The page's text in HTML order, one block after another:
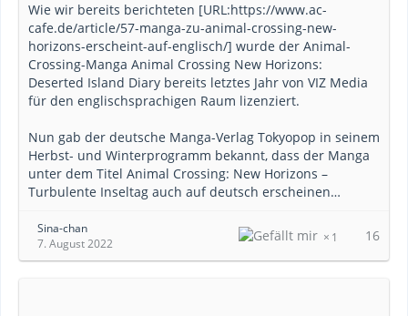
Wie wir bereits berichteten [URL:https://www.ac-
cafe.de/article/57-manga-zu-animal-crossing-new-
horizons-erscheint-auf-englisch/] wurde der Animal-
Crossing-Manga Animal Crossing New Horizons:
Deserted Island Diary bereits letztes Jahr von VIZ Media
für den englischsprachigen Raum lizenziert.
Nun gab der deutsche Manga-Verlag Tokyopop in seinem
Herbst- und Winterprogramm bekannt, dass der Manga
unter dem Titel Animal Crossing: New Horizons –
Turbulente Inseltag auch auf deutsch erscheinen…
Sina-chan
7. August 2022
1 16